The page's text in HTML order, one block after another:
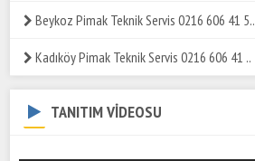
Beykoz Pimak Teknik Servis 0216 606 41 5..
Kadıköy Pimak Teknik Servis 0216 606 41 ..
TANITIM VİDEOSU